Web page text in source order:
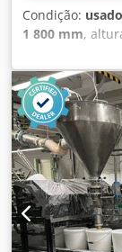
Condição: usado
1 800 mm,
Cor: Verde
Ano de
Certificado CE:
de transporte:
Peso de
transporte
preço indicado
diferenciação:
aceitação de
momento, para
Dcedpfezm N